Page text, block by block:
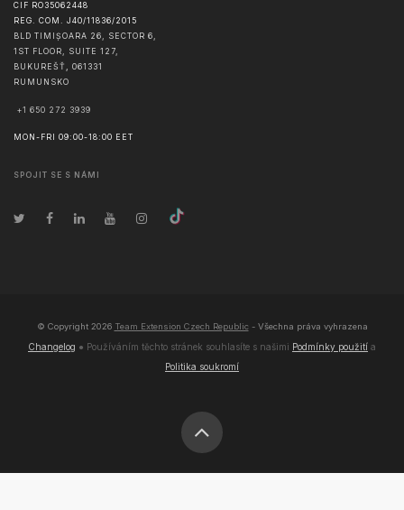
CIF RO35062448
REG. COM. J40/11836/2015
BLD TIMIȘOARA 26, SECTOR 6,
1ST FLOOR, SUITE 127,
BUKUREŠŤ
061331
RUMUNSKO
+1 650 272 3939
MON-FRI 09:00-18:00 EET
SPOJIT SE S NÁMI
© Copyright 2026 Team Extension Czech Republic - Všechna práva vyhrazena
Changelog ● Používáním těchto stránek souhlasíte s našimi Podmínky použití a
Politika soukromí